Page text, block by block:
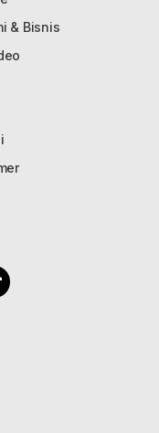
& Bisnis